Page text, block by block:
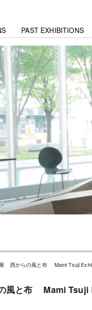
PAST EXHIBITIONS
西からの風と布 Mami Tsuji
風と布 Mami